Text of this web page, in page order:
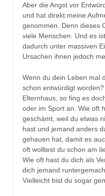
Aber die Angst vor
und hat direkt meine
genommen. Denn dieses
viele Menschen. Und es
dadurch unter massiven
Ursachen ihnen jedoch
Wenn du dein Leben mal
schon entwürdigt
Elternhaus, so fing es
oder im Sport an. Wie oft
geschämt, weil du etwas
hast und jemand anders
gehauen hat, damit es
oft wolltest du schon am
Wie oft hast du dich als
dich jemand
Vielleicht bist du sogar